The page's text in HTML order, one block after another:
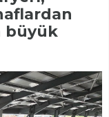
büyük